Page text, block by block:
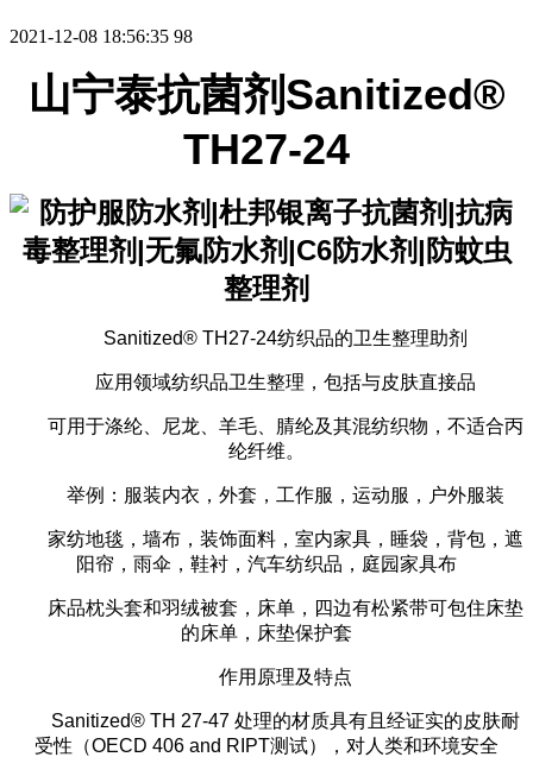
2021-12-08 18:56:35 98
山宁泰抗菌剂Sanitized®
TH27-24
Sanitized® TH27-24纺织品的卫生整理助剂
应用领域纺织品卫生整理，包括与皮肤直接品
可用于涤纶、尼龙、羊毛、腈纶及其混纺织物，不适合丙
纶纤维。
举例：服装内衣，外套，工作服，运动服，户外服装
家纺地毯，墙布，装饰面料，室内家具，睡袋，背包，遮
阳帘，雨伞，鞋衬，汽车纺织品，庭园家具布
床品枕头套和羽绒被套，床单，四边有松紧带可包住床垫
的床单，床垫保护套
作用原理及特点
Sanitized® TH 27-47 处理的材质具有且经证实的皮肤耐
受性（OECD 406 and RIPT测试），对人类和环境安全